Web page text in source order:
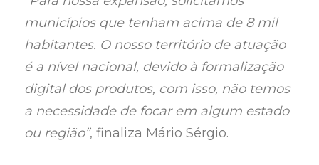
municípios que tenham acima de 8 mil
habitantes. O nosso território de atuação
é a nível nacional, devido à formalização
digital dos produtos, com isso, não temos
a necessidade de focar em algum estado
ou região”, finaliza Mário Sérgio.